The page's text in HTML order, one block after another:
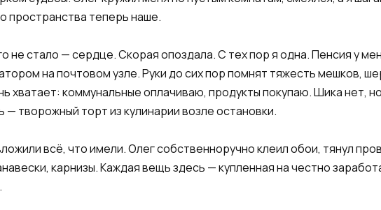
пространства теперь наше.
не стало — сердце. Скорая опоздала. С тех пор я одна. Пенсия у
на почтовом узле. Руки до сих пор помнят тяжесть мешков,
хватает: коммунальные оплачиваю, продукты покупаю. Шика нет,
творожный торт из кулинарии возле остановки.
всё, что имели. Олег собственноручно клеил обои, тянул
карнизы. Каждая вещь здесь — купленная на честно